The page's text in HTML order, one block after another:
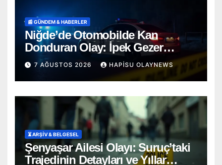
📰 GÜNDEM & HABERLER
Niğde’de Otomobilde Kan
Donduran Olay: İpek Gezer
Hayatını Kaybetti, Ömer O. Ağır
Yaralı
7 AĞUSTOS 2026 HAPISU OLAYNEWS
⏳ ARŞİV & BELGESEL
Şenyaşar Ailesi Olayı: Suruç’taki
Trajedinin Detayları ve Yıllar